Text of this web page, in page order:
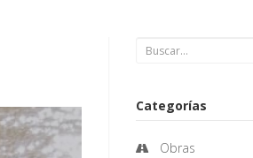
Categorías
Obras